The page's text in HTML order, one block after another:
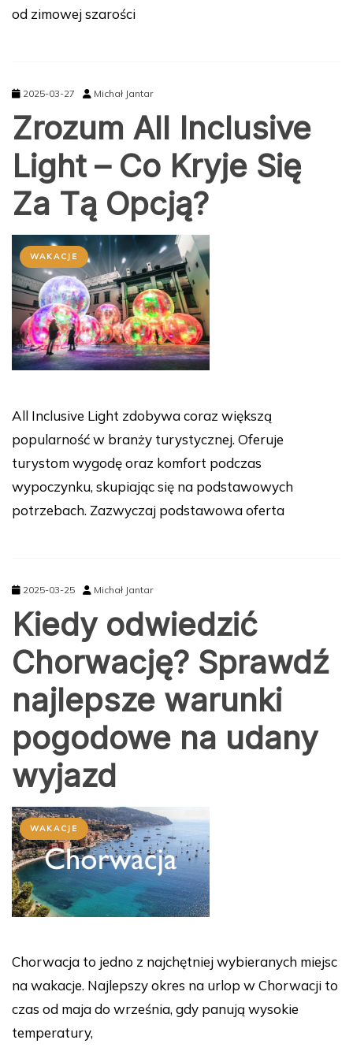
od zimowej szarości
2025-03-27 Michał Jantar
Zrozum All Inclusive
Light – Co Kryje Się
Za Tą Opcją?
WAKACJE
All Inclusive Light zdobywa coraz większą
popularność w branży turystycznej. Oferuje
turystom wygodę oraz komfort podczas
wypoczynku, skupiając się na podstawowych
potrzebach. Zazwyczaj podstawowa oferta
2025-03-25 Michał Jantar
Kiedy odwiedzić
Chorwację? Sprawdź
najlepsze warunki
pogodowe na udany
wyjazd
WAKACJE
Chorwacja to jedno z najchętniej wybieranych miejsc
na wakacje. Najlepszy okres na urlop w Chorwacji to
czas od maja do września, gdy panują wysokie
temperatury,